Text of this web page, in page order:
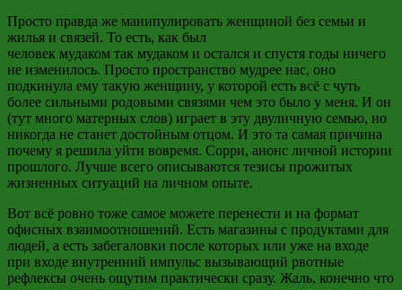
Просто правда же манипулировать женщиной без семьи и
жилья и связей. То есть, как был
человек мудаком так мудаком и остался и спустя годы ничего
не изменилось. Просто пространство мудрее нас, оно
подкинула ему такую женщину, у которой есть всё с чуть
более сильными родовыми связями чем это было у меня. И он
(тут много матерных слов) играет в эту двуличную семью, но
никогда не станет достойным отцом. И это та самая причина
почему я решила уйти вовремя. Сорри, анонс личной истории
прошлого. Лучше всего описываются тезисы прожитых
жизненных ситуаций на личном опыте.
Вот всё ровно тоже самое можете перенести и на формат
офисных взаимоотношений. Есть магазины с продуктами для
людей, а есть забегаловки после которых или уже на входе
при входе внутренний импульс вызывающий рвотные
рефлексы очень ощутим практически сразу. Жаль, конечно что